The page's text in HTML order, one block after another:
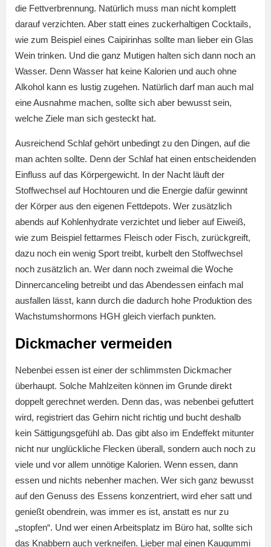
die Fettverbrennung. Natürlich muss man nicht komplett
darauf verzichten. Aber statt eines zuckerhaltigen Cocktails,
wie zum Beispiel eines Caipirinhas sollte man lieber ein Glas
Wein trinken. Und die ganz Mutigen halten sich dann noch an
Wasser. Denn Wasser hat keine Kalorien und auch ohne
Alkohol kann es lustig zugehen. Natürlich darf man auch mal
eine Ausnahme machen, sollte sich aber bewusst sein,
welche Ziele man sich gesteckt hat.
Ausreichend Schlaf gehört unbedingt zu den Dingen, auf die
man achten sollte. Denn der Schlaf hat einen entscheidenden
Einfluss auf das Körpergewicht. In der Nacht läuft der
Stoffwechsel auf Hochtouren und die Energie dafür gewinnt
der Körper aus den eigenen Fettdepots. Wer zusätzlich
abends auf Kohlenhydrate verzichtet und lieber auf Eiweiß,
wie zum Beispiel fettarmes Fleisch oder Fisch, zurückgreift,
dazu noch ein wenig Sport treibt, kurbelt den Stoffwechsel
noch zusätzlich an. Wer dann noch zweimal die Woche
Dinnercanceling betreibt und das Abendessen einfach mal
ausfallen lässt, kann durch die dadurch hohe Produktion des
Wachstumshormons HGH gleich vierfach punkten.
Dickmacher vermeiden
Nebenbei essen ist einer der schlimmsten Dickmacher
überhaupt. Solche Mahlzeiten können im Grunde direkt
doppelt gerechnet werden. Denn das, was nebenbei gefuttert
wird, registriert das Gehirn nicht richtig und bucht deshalb
kein Sättigungsgefühl ab. Das gibt also im Endeffekt mitunter
nicht nur unglückliche Flecken überall, sondern auch noch zu
viele und vor allem unnötige Kalorien. Wenn essen, dann
essen und nichts nebenher machen. Wer sich ganz bewusst
auf den Genuss des Essens konzentriert, wird eher satt und
genießt obendrein, was immer es ist, anstatt es nur zu
„stopfen“. Und wer einen Arbeitsplatz im Büro hat, sollte sich
das Knabbern auch verkneifen. Lieber mal einen Kaugummi